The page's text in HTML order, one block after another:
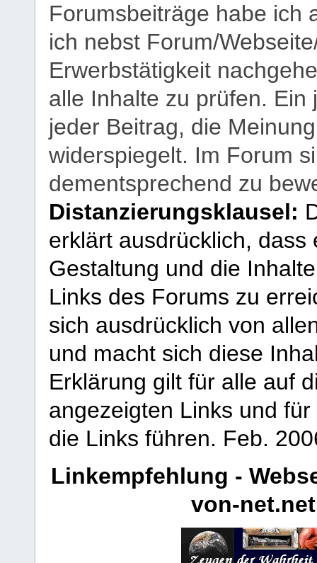
Forumsbeiträge habe ich
ich nebst Forum/
Erwerbstätigkeit
alle Inhalte zu prüfen.
jeder Beitrag, die
widerspiegelt. Im Forum
dementsprechend zu
Distanzierungsklausel:
erklärt ausdrücklich,
Gestaltung und die
Links des Forums zu
sich ausdrücklich von
und macht sich diese
Erklärung gilt für alle auf
angezeigten Links und
die Links führen. Feb.
Linkempfehlung -
von-net.net